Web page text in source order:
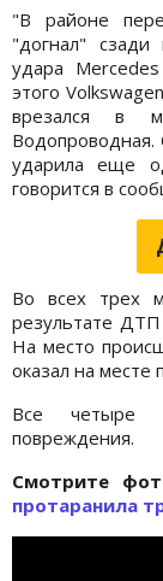
"В районе
"догнал"
удара
этого
врезался в
Водопроводная.
ударила еще
говорится в
Во всех трех
результате
На место
оказал на
Все четыре
повреждения.
Cмотрите
протаранила